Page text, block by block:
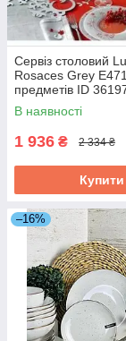
Сервіз столовий
Rosaces Grey
предметів ID
В наявності
1 936 ₴ 2 334 ₴
Купити
–16%